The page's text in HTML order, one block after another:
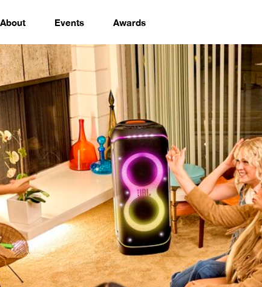
About Events Awards